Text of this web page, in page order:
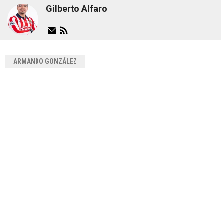
Gilberto Alfaro
ARMANDO GONZÁLEZ